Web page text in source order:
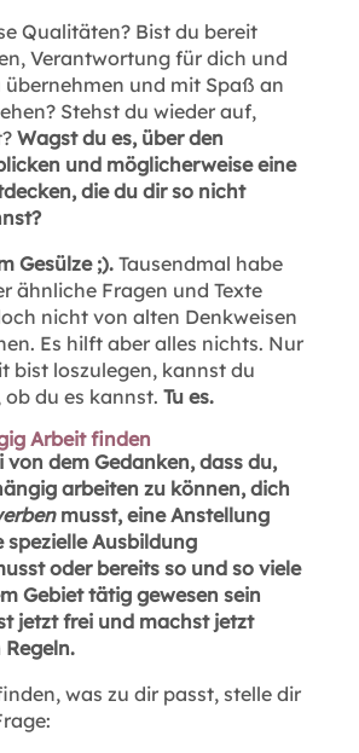
Qualitäten? Bist du bereit
Verantwortung für dich und
übernehmen und mit Spaß an
Stehst du wieder auf,
Wagst du es, über den
und möglicherweise eine
die du dir so nicht
Gesülze ;). Tausendmal habe
ähnliche Fragen und Texte
nicht von alten Denkweisen
Es hilft aber alles nichts. Nur
bist loszulegen, kannst du
du es kannst. Tu es.
Arbeit finden
von dem Gedanken, dass du,
arbeiten zu können, dich
musst, eine Anstellung
spezielle Ausbildung
oder bereits so und so viele
Gebiet tätig gewesen sein
jetzt frei und machst jetzt
was zu dir passt, stelle dir